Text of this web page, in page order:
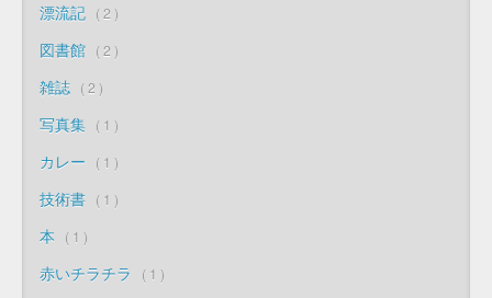
漂流記 2
図書館 2
雑誌 2
写真集 1
カレー 1
技術書 1
本 1
赤いチラチラ 1